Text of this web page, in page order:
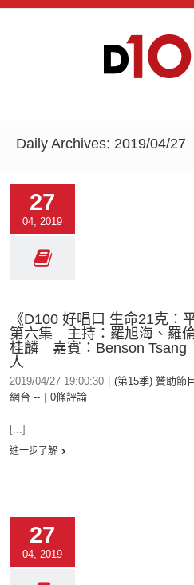
Daily Archives: 2019/04/27
27
04, 2019
《D100 好唱口 生命21克：
第六集 主持：羅旭海、羅
桂麟 嘉賓：Benson Tsang
人
2019/04/27 19:00:30 (第15季) 贊助節
網台 --
0條評論
[...]
進一步了解
27
04, 2019